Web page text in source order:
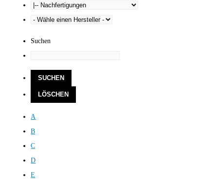
Suchen
A
B
C
D
E